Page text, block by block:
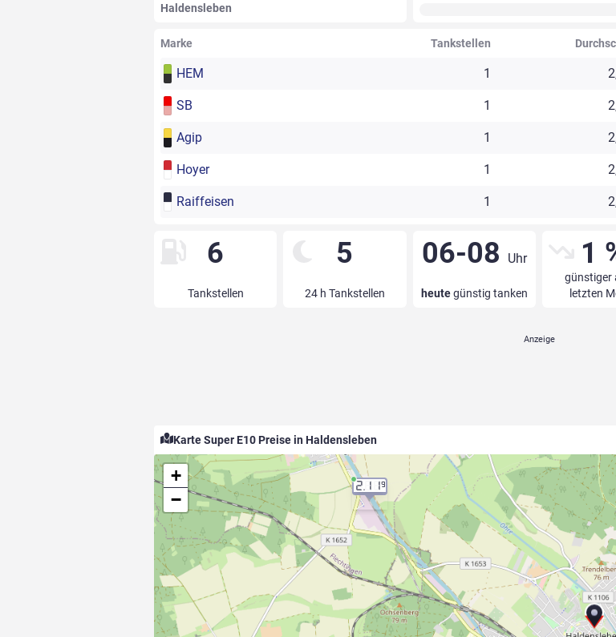
Haldensleben
Marke Tankstellen
HEM 1
SB 1
Agip 1
Hoyer 1
Raiffeisen 1
6
Tankstellen
5
24 h Tankstellen
06-08 Uhr
heutegünstig tanken
1
günstiger
letzten
Karte Super E10 Preise in Haldensleben
2.119
+
−